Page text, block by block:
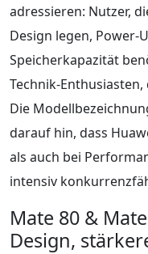
adressieren: Nutzer,
Design legen,
Speicherkapazität
Die
darauf hin, dass
als auch bei
intensiv
Mate 80 &
Design,